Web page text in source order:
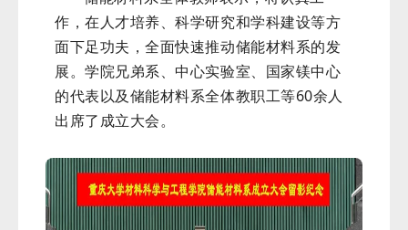
作，在人才培养、科学研究和学科建设等方
面下足功夫，全面快速推动储能材料系的发
展。学院兄弟系、中心实验室、国家镁中心
的代表以及储能材料系全体教职工等60余人
出席了成立大会。